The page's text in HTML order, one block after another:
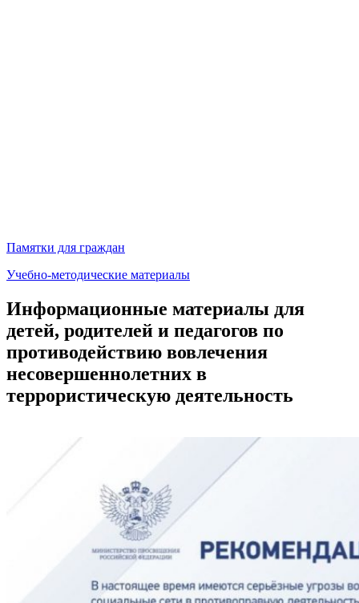
Памятки для граждан
Учебно-методические материалы
Информационные материалы для
детей, родителей и педагогов по
противодействию вовлечения
несовершеннолетних в
террористическую деятельность